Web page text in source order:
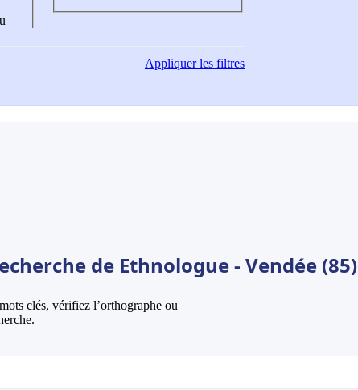
Appliquerles filtres
de Ethnologue - Vendée (85)
clés, vérifiez l’orthographe ou